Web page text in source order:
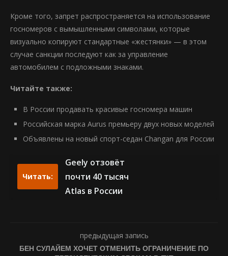
Кроме того, запрет распространяется на использование
госномеров с вымышленными символами, которые
визуально копируют стандартные «жестянки» — в этом
случае санкции последуют как за управление
автомобилем с подложными знаками.
Читайте также:
В России продавать красивые госномера машин
Российская марка Aurus премьеру двух новых моделей
Объявлены на новый спорт-седан Changan для России
Читать:
Geely отзовёт
почти 40 тысяч
Atlas в России
предыдущая запись
БЕН СУЛАЙЕМ ХОЧЕТ ОТМЕНИТЬ ОГРАНИЧЕНИЕ ПО